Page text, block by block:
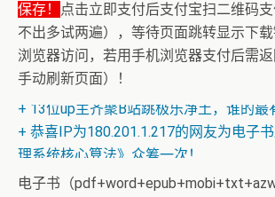
保存！
点击立即支付后支付宝扫二维码
不出多试两遍），等待页面跳转显示下
浏览器访问，若用手机浏览器支付后需
手动刷新页面）！
+ 恭喜IP为180.201.1.217的网友为电子
理系统核心算法》众筹一次！
+ 13位up主齐聚B站跳极乐净土，谁的最
+ 恭喜IP为180.201.1.217的网友为电子
理系统核心算法》众筹一次！
电子书（